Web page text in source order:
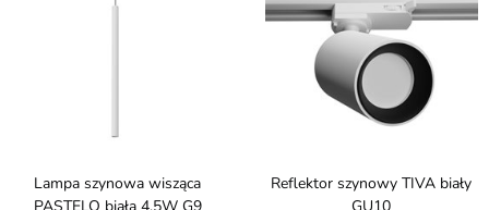
Lampa szynowa wisząca
PASTELO biała 4,5W G9
Reflektor szynowy TIVA biały
GU10